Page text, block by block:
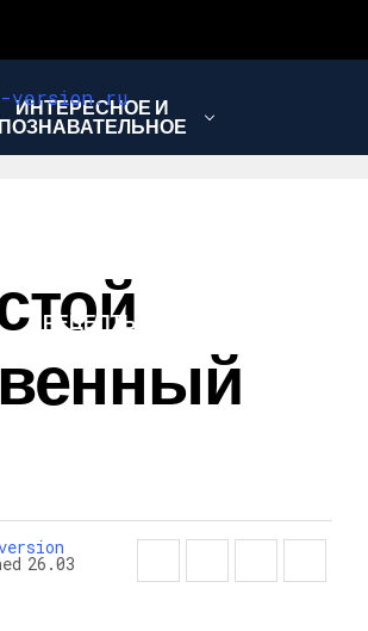
ИНТЕРЕСНОЕ И
ПОЗНАВАТЕЛЬНОЕ
РЕЦЕПТЫ
26.03